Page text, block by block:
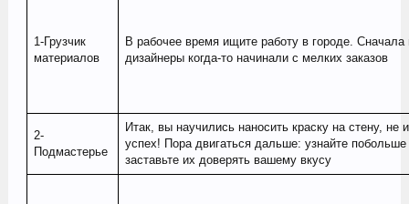
1-Грузчик
материалов
В рабочее время ищите работу в городе.
дизайнеры когда-то начинали с мелких заказов
2-
Подмастерье
Итак, вы научились наносить краску на стену,
успех! Пора двигаться дальше: узнайте
заставьте их доверять вашему вкусу